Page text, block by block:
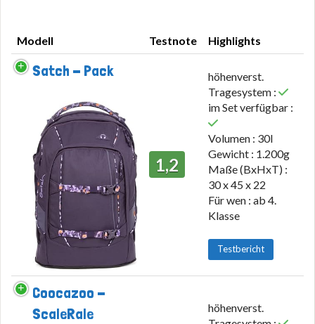
Modell Testnote
Highlights
Modell
Satch - Pack
1,2
höhenverst.
Tragesystem :
im Set verfügbar :
Volumen : 30l
Gewicht : 1.200g
Maße (BxHxT) :
30 x 45 x 22
Für wen : ab 4.
Klasse
Testbericht
Coocazoo -
ScaleRale
höhenverst.